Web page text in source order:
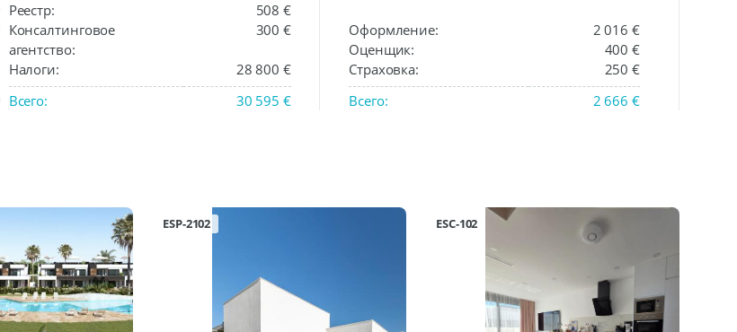
Реестр:
508 €
Консалтинговое
агентство:
300 €
Налоги:
28 800 €
Всего:
30 595 €
Оформление:
2 016 €
Оценщик:
400 €
Страховка:
250 €
Всего:
2 666 €
ESP-2102 ESC-102